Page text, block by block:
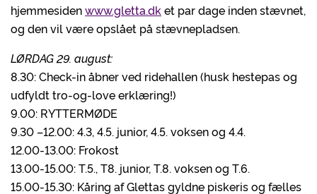
hjemmesidenwww.gletta.dk et par dage inden stævnet,
og den vil være opslået på stævnepladsen.
LØRDAG 29. august:
8.30: Check-in åbner ved ridehallen (husk hestepas og
udfyldt tro-og-love erklæring!)
9.00: RYTTERMØDE
9.30 –12.00: 4.3, 4.5. junior, 4.5. voksen og 4.4.
12.00-13.00: Frokost
13.00-15.00: T.5., T8. junior, T.8. voksen og T.6.
15.00-15.30: Kåring af Glettas gyldne piskeris og fælles